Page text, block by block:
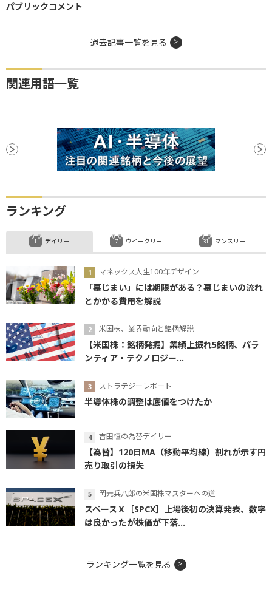
パブリックコメント
過去記事一覧を見る
関連用語一覧
ランキング
デイリー
マネックス人生100年デザイン
「墓じまい」には期限がある？墓じまいの流れ
とかかる費用を解説
米国株、業界動向と銘柄解説
【米国株：銘柄発掘】業績上振れ5銘柄、パラ
ンティア・テクノロジー...
ストラテジーレポート
半導体株の調整は底値をつけたか
吉田恒の為替デイリー
【為替】120日MA（移動平均線）割れが示す円
売り取引の損失
岡元兵八郎の米国株マスターへの道
スペースＸ［SPCX］上場後初の決算発表、数字
は良かったが株価が下落...
ウイークリー マンスリー
ランキング一覧を見る